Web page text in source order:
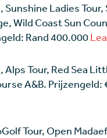
Sunshine Ladies
Wild Coast Sun
Rand 400.000
Alps Tour, Red Sea
A&B. Prijzengeld:
Tour, Open